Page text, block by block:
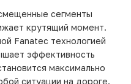
сегменты
крутящий момент.
Fanatec технологией
эффективность
максимально
ситуации на дороге.